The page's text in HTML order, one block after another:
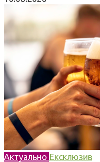
Актуально Ексклюзив